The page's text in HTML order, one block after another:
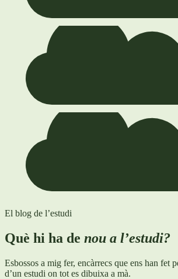
El blog de l’estudi
Què hi ha de nou a l’estudi?
Esbossos a mig fer, encàrrecs que ens han fet
d’un estudi on tot es dibuixa a mà.